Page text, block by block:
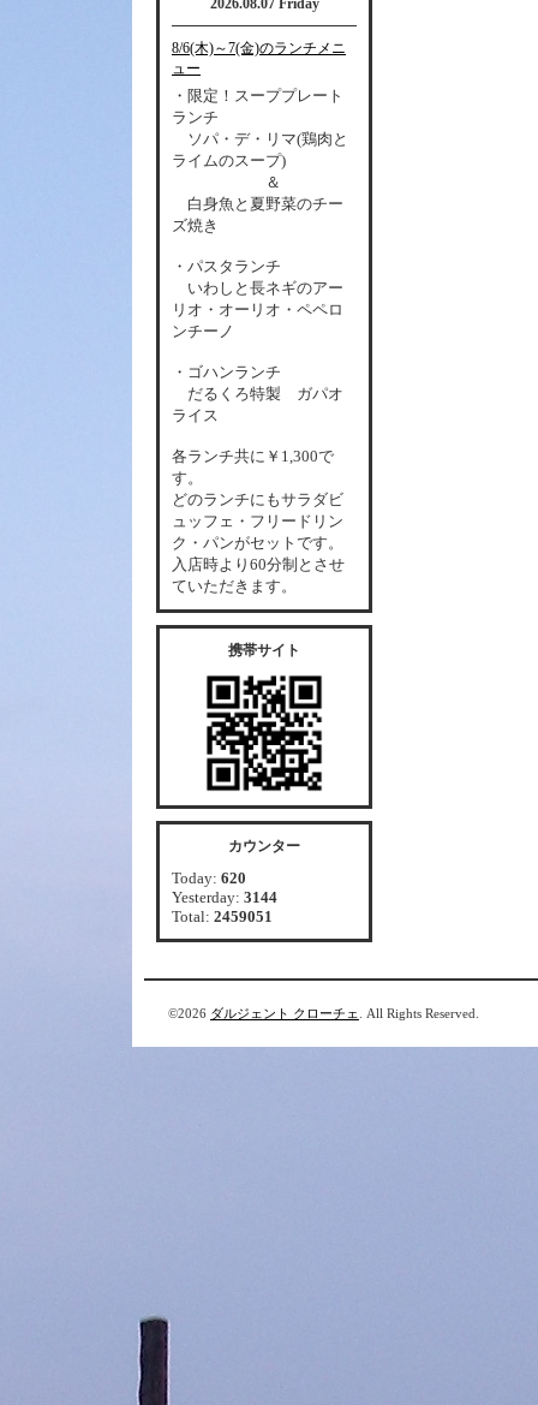
2026.08.07 Friday
8/6(木)～7(金)のランチメニ
ュー
・限定！スーププレート
ランチ
ソパ・デ・リマ(鶏肉と
ライムのスープ)
＆
白身魚と夏野菜のチー
ズ焼き
・パスタランチ
いわしと長ネギのアー
リオ・オーリオ・ペペロ
ンチーノ
・ゴハンランチ
だるくろ特製 ガパオ
ライス
各ランチ共に￥1,300で
す。
どのランチにもサラダビ
ュッフェ・フリードリン
ク・パンがセットです。
入店時より60分制とさせ
ていただきます。
携帯サイト
カウンター
Today: 620
Yesterday: 3144
Total: 2459051
©2026 ダルジェント クローチェ . All Rights Reserved.